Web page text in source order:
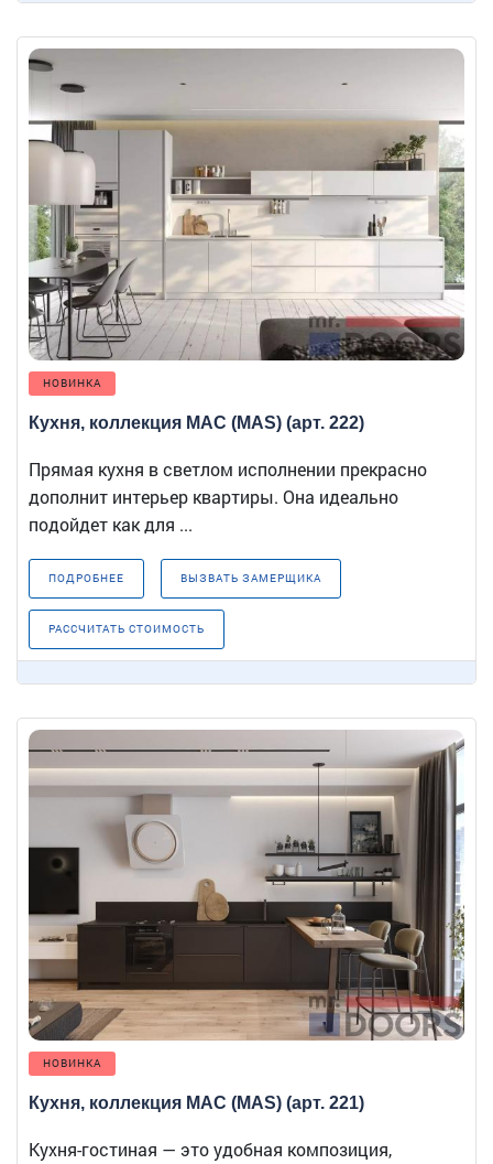
НОВИНКА
Кухня, коллекция МАС (MAS) (арт. 222)
Прямая кухня в светлом исполнении прекрасно
дополнит интерьер квартиры. Она идеально
подойдет как для ...
ПОДРОБНЕЕ ВЫЗВАТЬ ЗАМЕРЩИКА
РАССЧИТАТЬ СТОИМОСТЬ
НОВИНКА
Кухня, коллекция МАС (MAS) (арт. 221)
Кухня-гостиная — это удобная композиция,